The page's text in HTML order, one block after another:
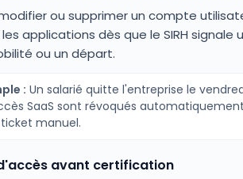
ou supprimer un compte
applications dès que le SIRH signale
ou un départ.
: Un salarié quitte l'entreprise le
SaaS sont révoqués
manuel.
avant certification